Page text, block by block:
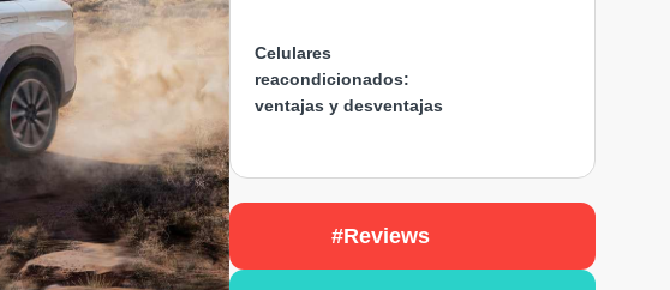
Celulares
reacondicionados:
ventajas y desventajas
#Reviews